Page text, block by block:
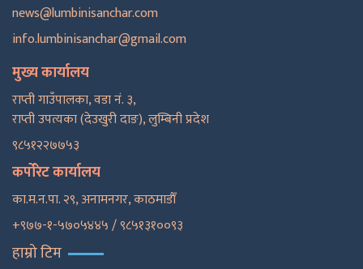
news@lumbinisanchar.com
info.lumbinisanchar@gmail.com
मुख्य कार्यालय
राप्ती गाउँपालका, वडा नं. ३,
राप्ती उपत्यका (देउखुरी दाङ), लुम्बिनी प्रदेश
९८५१२२७७५३
कर्पोरेट कार्यालय
का.म.न.पा. २९, अनामनगर, काठमाडाैँ
+९७७-१-५७०५४४५ / ९८५१३१००९३
हाम्रो टिम